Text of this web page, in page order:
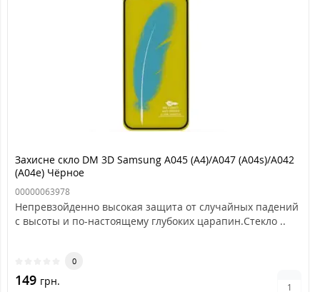
Захисне скло DM 3D Samsung A045 (A4)/A047 (A04s)/A042
(A04e) Чёрное
00000063978
Непревзойденно высокая защита от случайных падений
с высоты и по-настоящему глубоких царапин.Стекло ..
0
149 грн.